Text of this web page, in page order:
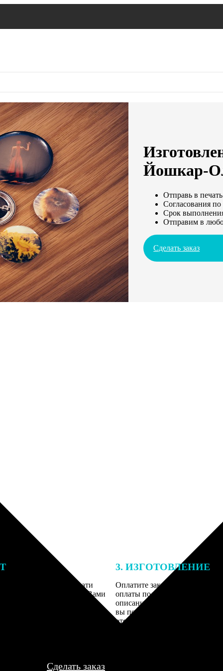
Йошкар-
Отправь в
Согласования
Срок
Отправим в
Сделать заказ
заказа к печати
могут связаться с Вами
3. ИЗГОТОВЛЕНИЕ
Оплатите заказ банковской
оплаты получите
описанием заказа. Когда
вы получите письмо с трек-
отслеживания.
Сделать заказ